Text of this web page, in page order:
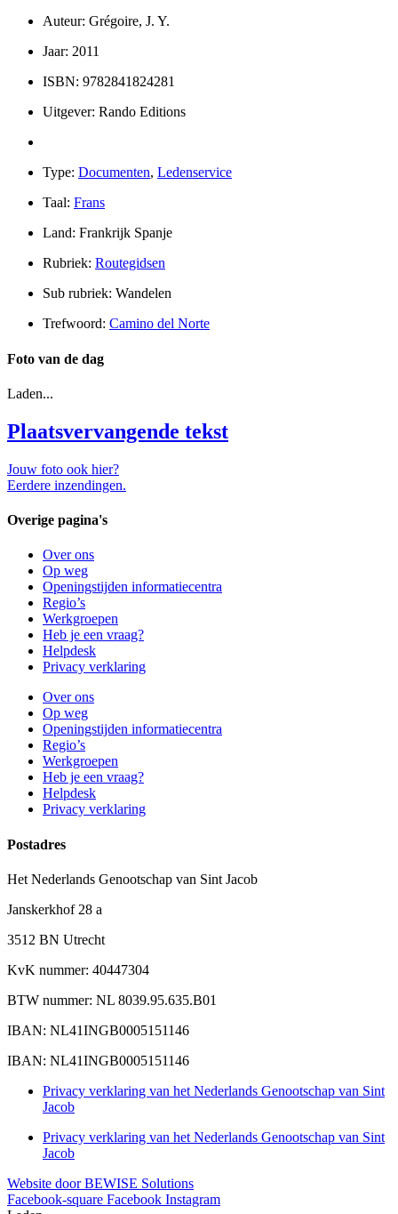
Auteur: Grégoire, J. Y.
Jaar: 2011
ISBN: 9782841824281
Uitgever: Rando Editions
Type: Documenten, Ledenservice
Taal: Frans
Land: Frankrijk Spanje
Rubriek: Routegidsen
Sub rubriek: Wandelen
Trefwoord: Camino del Norte
Foto van de dag
Laden...
Plaatsvervangende tekst
Jouw foto ook hier?
Eerdere inzendingen.
Overige pagina's
Over ons
Op weg
Openingstijden informatiecentra
Regio’s
Werkgroepen
Heb je een vraag?
Helpdesk
Privacy verklaring
Over ons
Op weg
Openingstijden informatiecentra
Regio’s
Werkgroepen
Heb je een vraag?
Helpdesk
Privacy verklaring
Postadres
Het Nederlands Genootschap van Sint Jacob
Janskerkhof 28 a
3512 BN Utrecht
KvK nummer: 40447304
BTW nummer: NL 8039.95.635.B01
IBAN: NL41INGB0005151146
IBAN: NL41INGB0005151146
Privacy verklaring van het Nederlands Genootschap van Sint
Jacob
Privacy verklaring van het Nederlands Genootschap van Sint
Jacob
Website door BEWISE Solutions
Facebook-square Facebook Instagram